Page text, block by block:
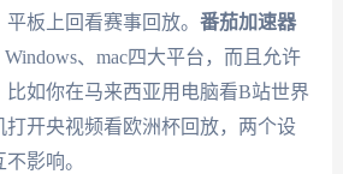
板上回看赛事回放。 番茄加速器
、mac四大平台，而且允许
如你在马来西亚用电脑看B站世界
开央视频看欧洲杯回放，两个设
影响。